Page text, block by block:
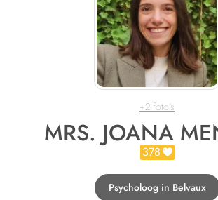
+2 foto's
MRS. JOANA
378
Psycholoog in Belvaux